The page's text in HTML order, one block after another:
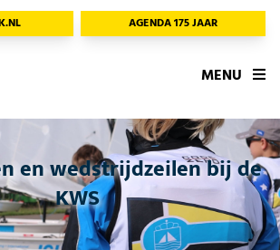
AGENDA 175 JAAR
MENU
en wedstrijdzeilen bij de
KWS